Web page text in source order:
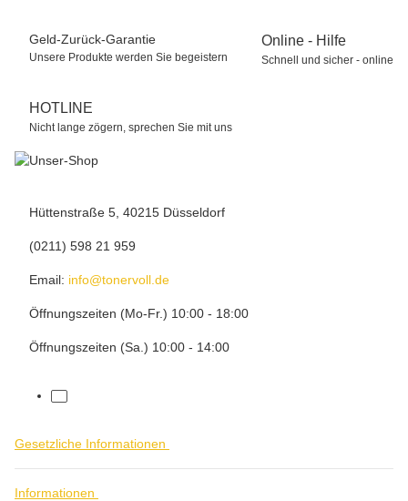
Geld-Zurück-Garantie
Unsere Produkte werden Sie begeistern
Online - Hilfe
Schnell und sicher - online
HOTLINE
Nicht lange zögern, sprechen Sie mit uns
Hüttenstraße 5, 40215 Düsseldorf
(0211) 598 21 959
Email: info@tonervoll.de
Öffnungszeiten (Mo-Fr.) 10:00 - 18:00
Öffnungszeiten (Sa.) 10:00 - 14:00
facebook
Gesetzliche Informationen
Informationen